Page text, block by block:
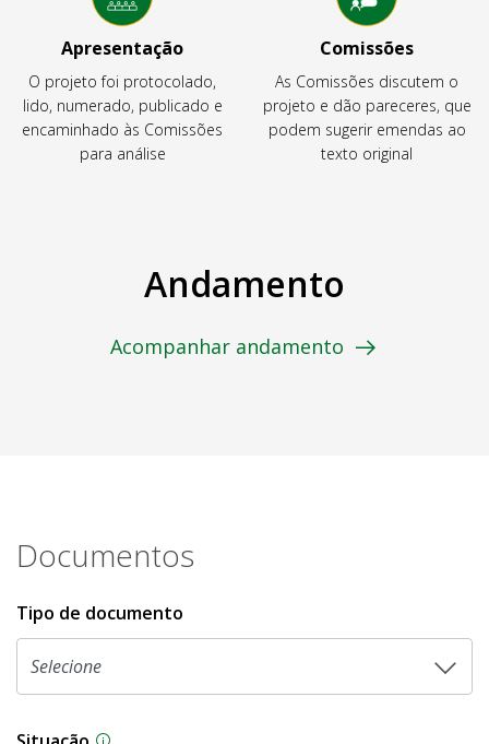
Apresentação
O projeto foi protocolado,
lido, numerado, publicado e
encaminhado às Comissões
para análise
Comissões
As Comissões discutem o
projeto e dão pareceres, que
podem sugerir emendas ao
texto original
Andamento
Acompanhar andamento
Documentos
Tipo de documento